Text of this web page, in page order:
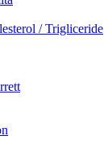
/ Trigliceride